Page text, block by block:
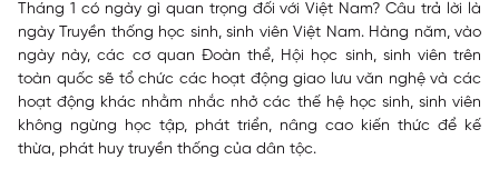
Tháng 1 có ngày gì quan trọng đối với Việt Nam? Câu trả lời là
ngày Truyền thống học sinh, sinh viên Việt Nam. Hàng năm, vào
ngày này, các cơ quan Đoàn thể, Hội học sinh, sinh viên trên
toàn quốc sẽ tổ chức các hoạt động giao lưu văn nghệ và các
hoạt động khác nhằm nhắc nhở các thế hệ học sinh, sinh viên
không ngừng học tập, phát triển, nâng cao kiến thức để kế
thừa, phát huy truyền thống của dân tộc.